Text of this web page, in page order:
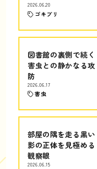
2026.06.20
ゴキブリ
図書館の裏側で続く
害虫との静かなる攻
防
2026.06.17
害虫
部屋の隅を走る黒い
影の正体を見極める
観察眼
2026.06.15